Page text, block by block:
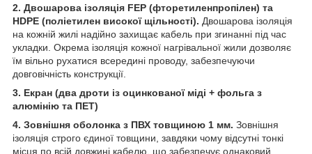
2. Двошарова ізоляція FEP (фторетиленпропілен) та
HDPE (поліетилен високої щільності). Двошарова ізоляція
на кожній жилі надійно захищає кабель при згинанні під час
укладки. Окрема ізоляція кожної нагрівальної жили дозволяє
їм вільно рухатися всередині проводу, забезпечуючи
довговічність конструкції.
3. Екран (два дроти із оцинкованої міді + фольга з
алюмінію та ПЕТ)
4. Зовнішня оболонка з ПВХ товщиною 1 мм. Зовнішня
ізоляція строго єдиної товщини, завдяки чому відсутні тонкі
місця по всій довжині кабелю, що забезпечує однаковий